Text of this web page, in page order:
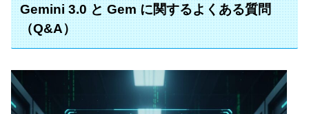
Gemini 3.0 と Gem に関するよくある質問
（Q&A）